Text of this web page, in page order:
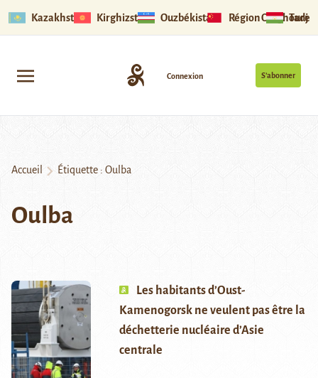
Kazakhstan Kirghizstan Ouzbékistan Région Ouïghoure
S’abonner
Connexion
Accueil Étiquette : Oulba
Oulba
Les habitants d’Oust-
Kamenogorsk ne veulent pas être la
déchetterie nucléaire d’Asie
centrale